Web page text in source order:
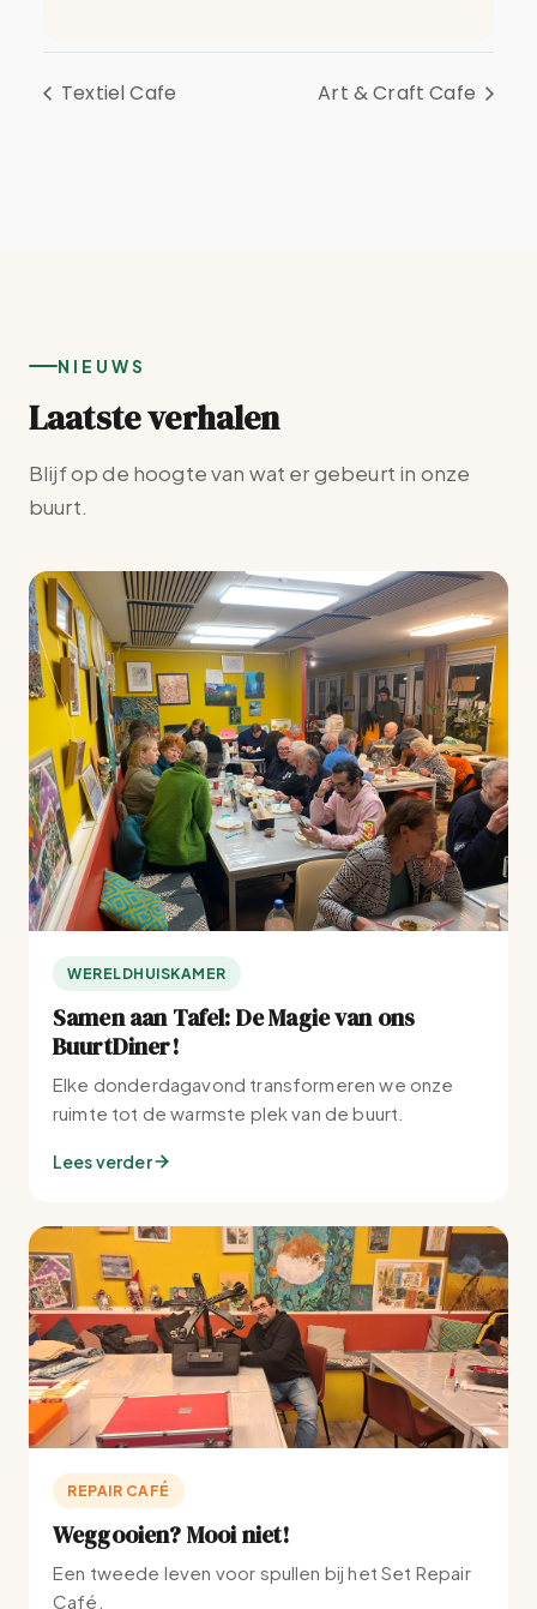
Textiel Cafe Art & Craft Cafe
NIEUWS
Laatste verhalen
Blijf op de hoogte van wat er gebeurt in onze
buurt.
WERELDHUISKAMER
Samen aan Tafel: De Magie van ons
BuurtDiner!
Elke donderdagavond transformeren we onze
ruimte tot de warmste plek van de buurt.
Lees verder
REPAIR CAFÉ
Weggooien? Mooi niet!
Een tweede leven voor spullen bij het Set Repair
Café.